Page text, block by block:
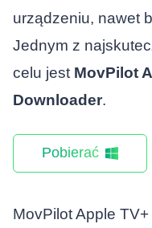
urządzeniu, nawet
Jednym z
celu jest MovPilot
Downloader.
Pobierać
MovPilot Apple